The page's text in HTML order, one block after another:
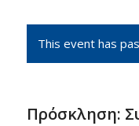
This event has
Πρόσκληση: